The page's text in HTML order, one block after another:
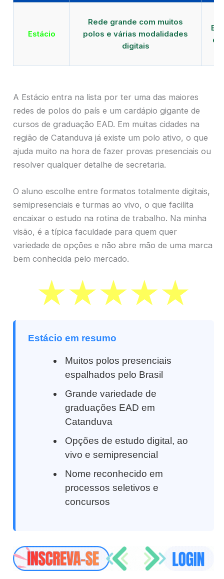
Estácio
Rede grande com muitos
polos e várias modalidades
digitais
de
A Estácio entra na lista por ter uma das maiores
redes de polos do país e um cardápio gigante de
cursos de graduação EAD. Em muitas cidades na
região de Catanduva já existe um polo ativo, o que
ajuda muito na hora de fazer provas presenciais ou
resolver qualquer detalhe de secretaria.
O aluno escolhe entre formatos totalmente digitais,
semipresenciais e turmas ao vivo, o que facilita
encaixar o estudo na rotina de trabalho. Na minha
visão, é a típica faculdade para quem quer
variedade de opções e não abre mão de uma marca
bem conhecida pelo mercado.
Estácio em resumo
Muitos polos presenciais
espalhados pelo Brasil
Grande variedade de
graduações EAD em
Catanduva
Opções de estudo digital, ao
vivo e semipresencial
Nome reconhecido em
processos seletivos e
concursos